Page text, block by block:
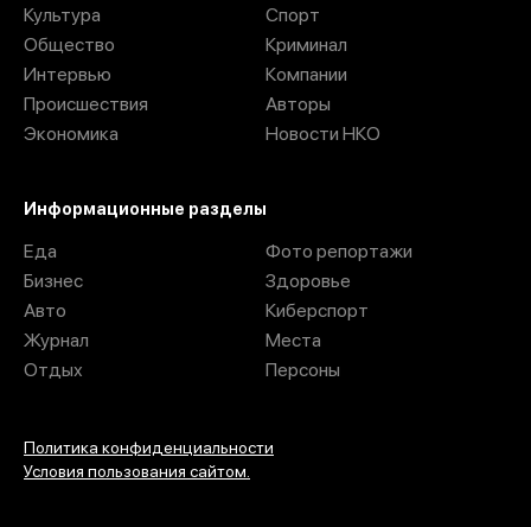
Культура
Общество
Интервью
Происшествия
Экономика
Спорт
Криминал
Компании
Авторы
Новости НКО
Информационные разделы
Еда
Бизнес
Авто
Журнал
Отдых
Фото репортажи
Здоровье
Киберспорт
Места
Персоны
Политика конфиденциальности
Условия пользования сайтом.